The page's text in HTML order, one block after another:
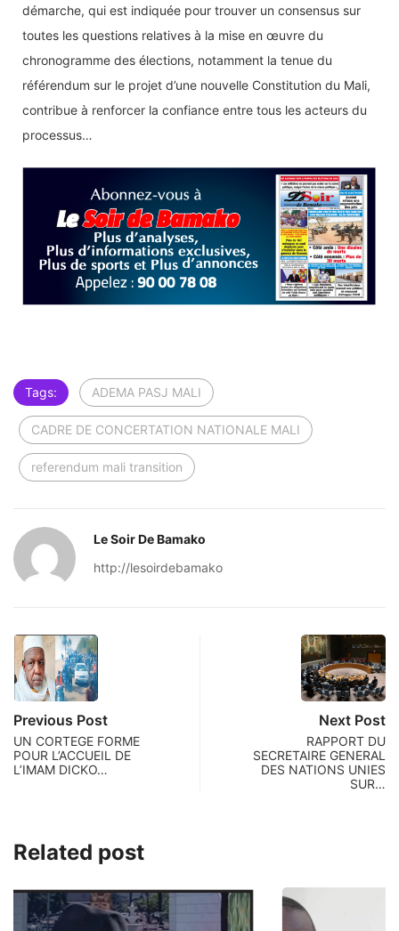
démarche, qui est indiquée pour trouver un consensus sur
toutes les questions relatives à la mise en œuvre du
chronogramme des élections, notamment la tenue du
référendum sur le projet d’une nouvelle Constitution du Mali,
contribue à renforcer la confiance entre tous les acteurs du
processus…
Tags: ADEMA PASJ MALI
CADRE DE CONCERTATION NATIONALE MALI
referendum mali transition
Le Soir De Bamako
http://lesoirdebamako
Previous Post
UN CORTEGE FORME
POUR L’ACCUEIL DE
L’IMAM DICKO…
Next Post
RAPPORT DU
SECRETAIRE GENERAL
DES NATIONS UNIES
SUR…
Related post